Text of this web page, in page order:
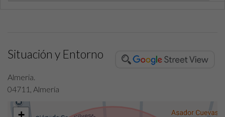
Situación y Entorno
Almeria.
04711, Almería